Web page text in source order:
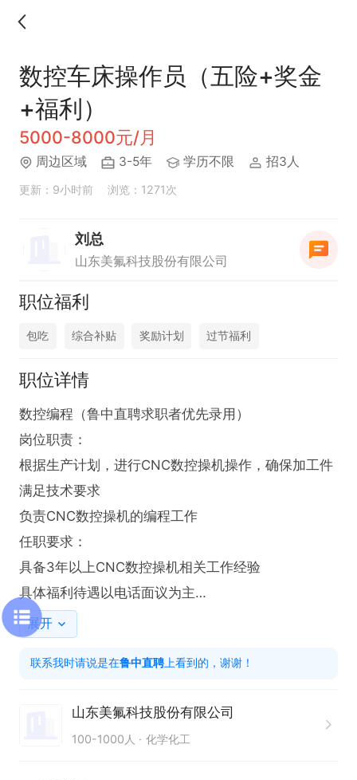
数控车床操作员（五险+奖金
+福利）
5000-8000元/月
周边区域 3-5年 学历不限 招3人
更新：9小时前 浏览：1271次
刘总
山东美氟科技股份有限公司
职位福利
包吃 综合补贴 奖励计划 过节福利
职位详情
数控编程（鲁中直聘求职者优先录用）
岗位职责：
根据生产计划，进行CNC数控操机操作，确保加工件
满足技术要求
负责CNC数控操机的编程工作
任职要求：
具备3年以上CNC数控操机相关工作经验
具体福利待遇以电话面议为主
联系时请告知是从鲁中直聘平台看到的招聘信息
展开
联系我时请说是在鲁中直聘上看到的，谢谢！
山东美氟科技股份有限公司
100-1000人 化学化工